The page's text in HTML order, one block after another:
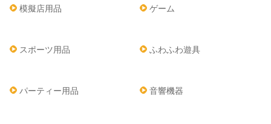
模擬店用品 ゲーム
スポーツ用品 ふわふわ遊具
パーティー用品 音響機器